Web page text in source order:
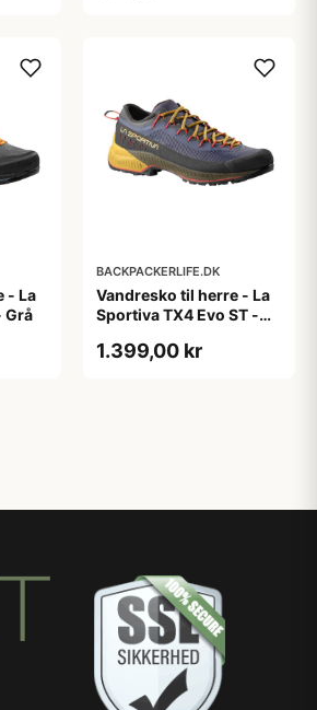
- La
Grå
BACKPACKERLIFE.DK
Vandresko til herre - La
Sportiva TX4 Evo ST -
1.399,00 kr